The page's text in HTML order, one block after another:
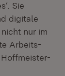
Sie
digitale
nur im
Arbeits-